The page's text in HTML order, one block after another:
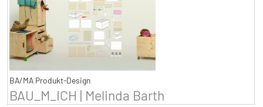
BA/MA Produkt-Design
BAU_M_ICH | Melinda Barth